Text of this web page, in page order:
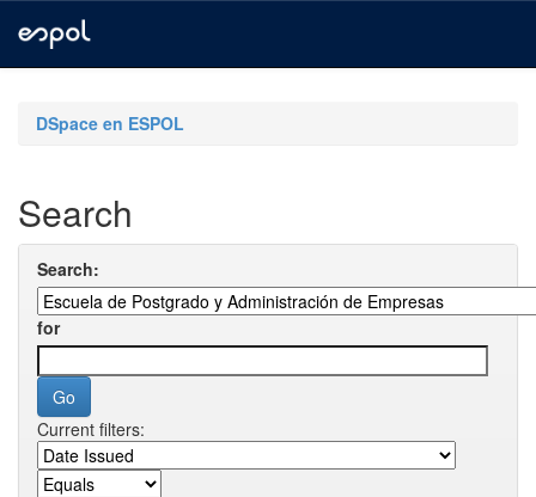
navigationDSpace en ESPOL
Search
Search:
for
Current filters: